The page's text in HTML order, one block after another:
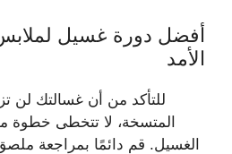
أفضل دورة غسيل
الأمد
للتأكد من أن غسالتك لن
المتسخة، لا تتخطى خطوة
الغسيل. قم دائمًا بمراجعة